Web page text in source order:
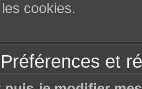
cookies.
Préférences et